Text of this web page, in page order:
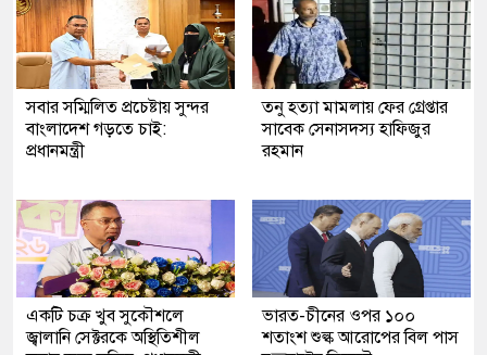
সবার সম্মিলিত প্রচেষ্টায় সুন্দর
বাংলাদেশ গড়তে চাই:
প্রধানমন্ত্রী
তনু হত্যা মামলায় ফের গ্রেপ্তার
সাবেক সেনাসদস্য হাফিজুর
রহমান
একটি চক্র খুব সুকৌশলে
জ্বালানি সেক্টরকে অস্থিতিশীল
ভারত-চীনের ওপর ১০০
শতাংশ শুল্ক আরোপের বিল পাস